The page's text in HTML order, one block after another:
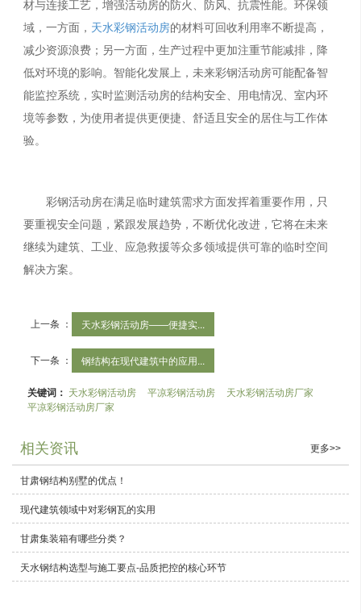
材与连接工艺，增强活动房的防火、防风、抗震性能。环保领
域，一方面， 天水彩钢活动房的材料可回收利用率不断提高，
减少资源浪费；另一方面，生产过程中更加注重节能减排，降
低对环境的影响。智能化发展上，未来彩钢活动房可能配备智
能监控系统，实时监测活动房的结构安全、用电情况、室内环
境等参数，为使用者提供更便捷、舒适且安全的居住与工作体
验。
彩钢活动房在满足临时建筑需求方面发挥着重要作用，只
要重视安全问题，紧跟发展趋势，不断优化改进，它将在未来
继续为建筑、工业、应急救援等众多领域提供可靠的临时空间
解决方案。
上一条 ： 天水彩钢活动房——便捷实...
下一条 ： 钢结构在现代建筑中的应用...
关键词： 天水彩钢活动房 平凉彩钢活动房
天水彩钢活动房厂家
平凉彩钢活动房厂家
相关资讯 更多>>
甘肃钢结构别墅的优点！
现代建筑领域中对彩钢瓦的实用
甘肃集装箱有哪些分类？
天水钢结构选型与施工要点-品质把控的核心环节